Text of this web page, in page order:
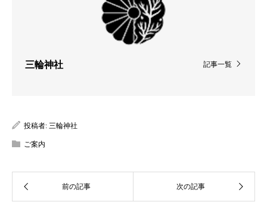
記事一覧
三輪神社
投稿者: 三輪神社
ご案内